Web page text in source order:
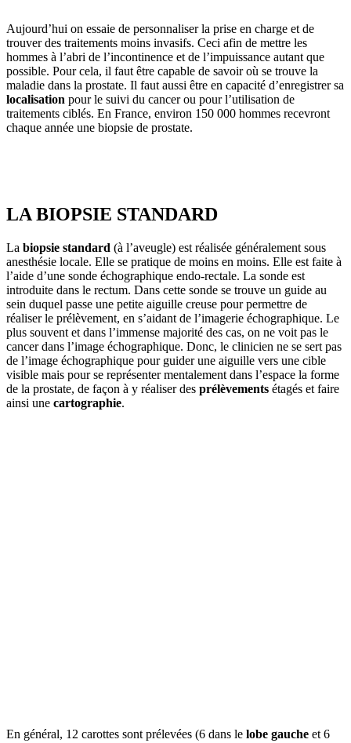
Aujourd’hui on essaie de personnaliser la prise en charge et de
trouver des traitements moins invasifs. Ceci afin de mettre les
hommes à l’abri de l’incontinence et de l’impuissance autant que
possible. Pour cela, il faut être capable de savoir où se trouve la
maladie dans la prostate. Il faut aussi être en capacité d’enregistrer sa
localisation pour le suivi du cancer ou pour l’utilisation de
traitements ciblés. En France, environ 150 000 hommes recevront
chaque année une biopsie de prostate.
LA BIOPSIE STANDARD
La biopsie standard (à l’aveugle) est réalisée généralement sous
anesthésie locale. Elle se pratique de moins en moins. Elle est faite à
l’aide d’une sonde échographique endo-rectale. La sonde est
introduite dans le rectum. Dans cette sonde se trouve un guide au
sein duquel passe une petite aiguille creuse pour permettre de
réaliser le prélèvement, en s’aidant de l’imagerie échographique. Le
plus souvent et dans l’immense majorité des cas, on ne voit pas le
cancer dans l’image échographique. Donc, le clinicien ne se sert pas
de l’image échographique pour guider une aiguille vers une cible
visible mais pour se représenter mentalement dans l’espace la forme
de la prostate, de façon à y réaliser des prélèvements étagés et faire
ainsi une cartographie.
En général, 12 carottes sont prélevées (6 dans le lobe gauche et 6